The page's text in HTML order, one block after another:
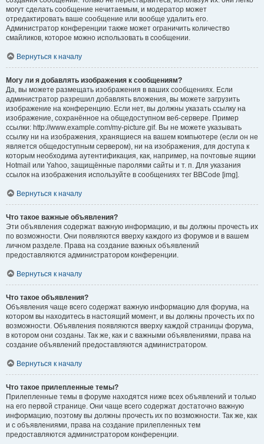
могут сделать сообщение нечитаемым, и модератор может
отредактировать ваше сообщение или вообще удалить его.
Администратор конференции также может ограничить количество
смайликов, которое можно использовать в сообщении.
Вернуться к началу
Могу ли я добавлять изображения к сообщениям?
Да, вы можете размещать изображения в ваших сообщениях. Если
администратор разрешил добавлять вложения, вы можете загрузить
изображение на конференцию. Если нет, вы должны указать ссылку на
изображение, сохранённое на общедоступном веб-сервере. Пример
ссылки: http://www.example.com/my-picture.gif. Вы не можете указывать
ссылку ни на изображения, хранящиеся на вашем компьютере (если он не
является общедоступным сервером), ни на изображения, для доступа к
которым необходима аутентификация, как, например, на почтовые ящики
Hotmail или Yahoo, защищённые паролями сайты и т. п. Для указания
ссылок на изображения используйте в сообщениях тег BBCode [img].
Вернуться к началу
Что такое важные объявления?
Эти объявления содержат важную информацию, и вы должны прочесть их
по возможности. Они появляются вверху каждого из форумов и в вашем
личном разделе. Права на создание важных объявлений
предоставляются администратором конференции.
Вернуться к началу
Что такое объявления?
Объявления чаще всего содержат важную информацию для форума, на
котором вы находитесь в настоящий момент, и вы должны прочесть их по
возможности. Объявления появляются вверху каждой страницы форума,
в котором они созданы. Так же, как и с важными объявлениями, права на
создание объявлений предоставляются администратором.
Вернуться к началу
Что такое прилепленные темы?
Прилепленные темы в форуме находятся ниже всех объявлений и только
на его первой странице. Они чаще всего содержат достаточно важную
информацию, поэтому вы должны прочесть их по возможности. Так же, как
и с объявлениями, права на создание прилепленных тем
предоставляются администратором конференции.